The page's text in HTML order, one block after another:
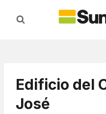
Edificio del
José